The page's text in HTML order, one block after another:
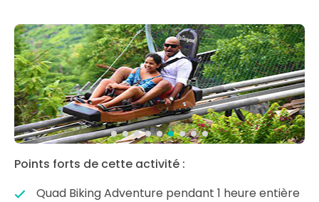
Points forts de cette activité :
Quad Biking Adventure pendant 1 heure entière